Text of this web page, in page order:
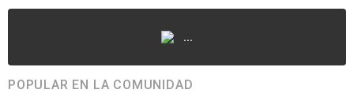
...
POPULAR EN LA COMUNIDAD